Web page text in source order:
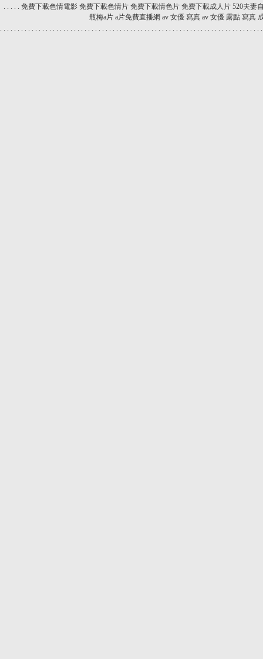
. . . . . 免費下載色情電影 免費下載色情片 免費下載情色片 免費下載成人片 520夫妻
瓶梅a片 a片免費直播網 av 女優 寫真 av 女優 露點 寫真
. . . . . . . . . . . . . . . . . . . . . . . . . . . . . . . . . . . . . . . . . . . . . . . . . . . . . . . . . . . . . . . . . . . . . . . . . . .